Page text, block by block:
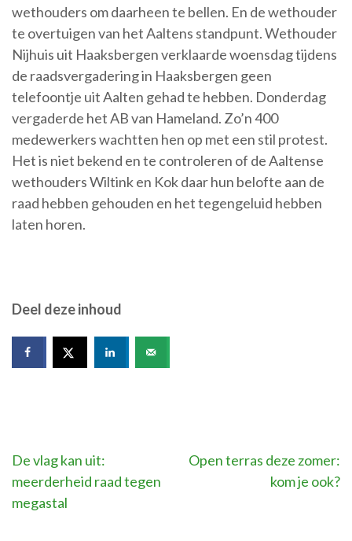
wethouders om daarheen te bellen. En de wethouder
te overtuigen van het Aaltens standpunt. Wethouder
Nijhuis uit Haaksbergen verklaarde woensdag tijdens
de raadsvergadering in Haaksbergen geen
telefoontje uit Aalten gehad te hebben. Donderdag
vergaderde het AB van Hameland. Zo’n 400
medewerkers wachtten hen op met een stil protest.
Het is niet bekend en te controleren of de Aaltense
wethouders Wiltink en Kok daar hun belofte aan de
raad hebben gehouden en het tegengeluid hebben
laten horen.
Deel deze inhoud
Bericht
navigatie
De vlag kan uit:
meerderheid raad tegen
megastal
Open terras deze zomer:
kom je ook?